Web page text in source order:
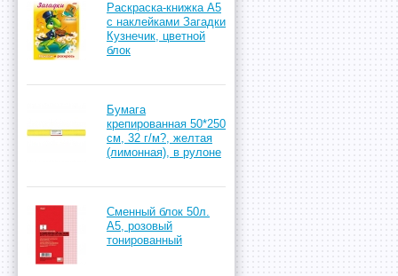
Раскраска-книжка А5
с наклейками Загадки
Кузнечик, цветной
блок
Бумага
крепированная 50*250
см, 32 г/м?, желтая
(лимонная), в рулоне
Сменный блок 50л.
А5, розовый
тонированный